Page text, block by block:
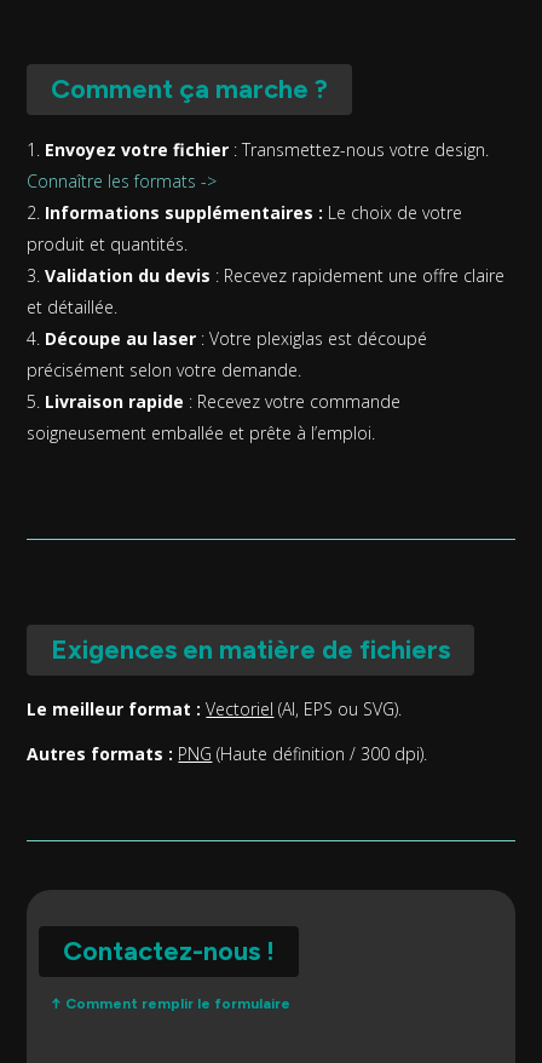
Comment ça marche ?
Envoyez votre fichier : Transmettez-nous votre design.
Connaître les formats ->
Informations supplémentaires : Le choix de votre
produit et quantités.
Validation du devis : Recevez rapidement une offre claire
et détaillée.
Découpe au laser : Votre plexiglas est découpé
précisément selon votre demande.
Livraison rapide : Recevez votre commande
soigneusement emballée et prête à l’emploi.
Exigences en matière de fichiers
Le meilleur format : Vectoriel (AI, EPS ou SVG).
Autres formats : PNG (Haute définition / 300 dpi).
Contactez-nous !
↑ Comment remplir le formulaire